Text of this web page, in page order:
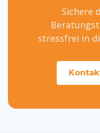
Sichere
stressfrei in